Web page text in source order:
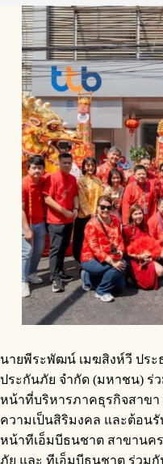
นายพีระพัฒน์ เมฆสิงห์วี ปร
ประกันภัย จำกัด (มหาชน) ร่
หน้าที่บริหารภาคธุรกิจสาขา
ความเป็นสิริมงคล และต้อน
หน้าทีเอ็มบีธนชาต สาขานค
ภัย และ ทีเอ็มบีธนชาต ร่วม